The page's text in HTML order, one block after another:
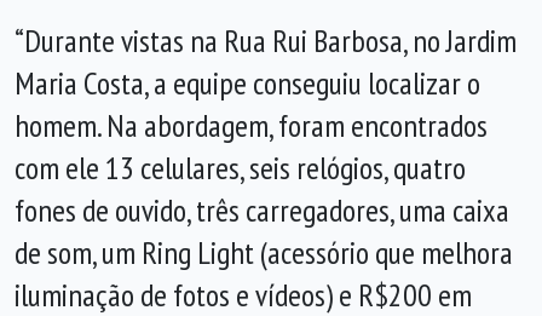
“Durante vistas na Rua Rui Barbosa, no Jardim
Maria Costa, a equipe conseguiu localizar o
homem. Na abordagem, foram encontrados
com ele 13 celulares, seis relógios, quatro
fones de ouvido, três carregadores, uma caixa
de som, um Ring Light (acessório que melhora
iluminação de fotos e vídeos) e R$200 em